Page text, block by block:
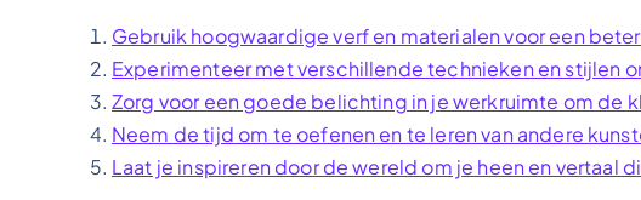
Gebruik hoogwaardige verf en materialen voor een
Experimenteer met verschillende technieken en stijlen
Zorg voor een goede belichting in je werkruimte om de
Neem de tijd om te oefenen en te leren van andere
Laat je inspireren door de wereld om je heen en vertaal